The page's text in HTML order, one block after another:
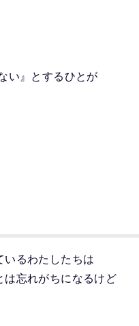
い』とするひとが
いるわたしたちは
は忘れがちになるけど